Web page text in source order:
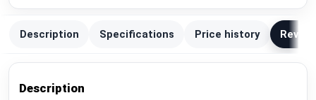
Description Specifications Price history
Description